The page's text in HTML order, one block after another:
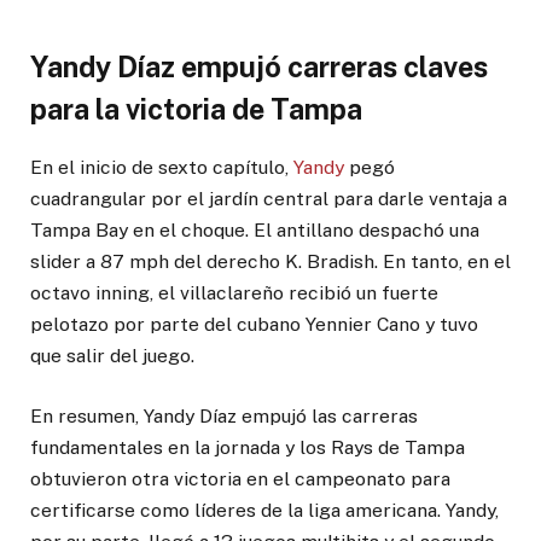
Yandy Díaz empujó carreras claves
para la victoria de Tampa
En el inicio de sexto capítulo, Yandy pegó
cuadrangular por el jardín central para darle ventaja a
Tampa Bay en el choque. El antillano despachó una
slider a 87 mph del derecho K. Bradish. En tanto, en el
octavo inning, el villaclareño recibió un fuerte
pelotazo por parte del cubano Yennier Cano y tuvo
que salir del juego.
En resumen, Yandy Díaz empujó las carreras
fundamentales en la jornada y los Rays de Tampa
obtuvieron otra victoria en el campeonato para
certificarse como líderes de la liga americana. Yandy,